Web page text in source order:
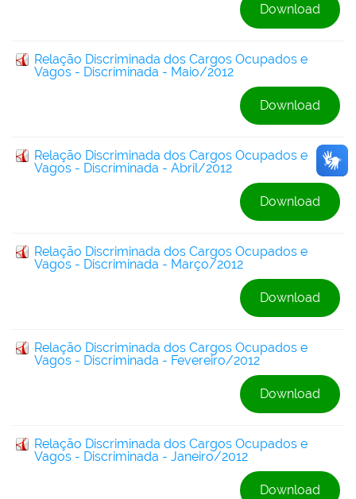
Download
Relação Discriminada dos Cargos Ocupados e
Vagos - Discriminada - Maio/2012
Download
Relação Discriminada dos Cargos Ocupados e
Vagos - Discriminada - Abril/2012
Download
Relação Discriminada dos Cargos Ocupados e
Vagos - Discriminada - Março/2012
Download
Relação Discriminada dos Cargos Ocupados e
Vagos - Discriminada - Fevereiro/2012
Download
Relação Discriminada dos Cargos Ocupados e
Vagos - Discriminada - Janeiro/2012
Download